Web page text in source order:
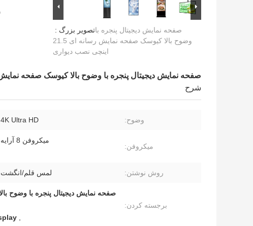
تصویر بزرگ :صفحه نمایش دیجیتال پنجره با
وضوح بالا کیوسک صفحه نمایش رسانه ای 21.5
اینچی نصب دیواری
صفحه نمایش دیجیتال پنجره با وضوح بالا کیوسک صفحه نمایش رسانه ای 21.5
شرح
وضوح: 4K Ultra HD
میکروفن:
میکروفن 8 آرایه
روش نوشتن: لمس قلم/انگشت
برجسته کردن:
,